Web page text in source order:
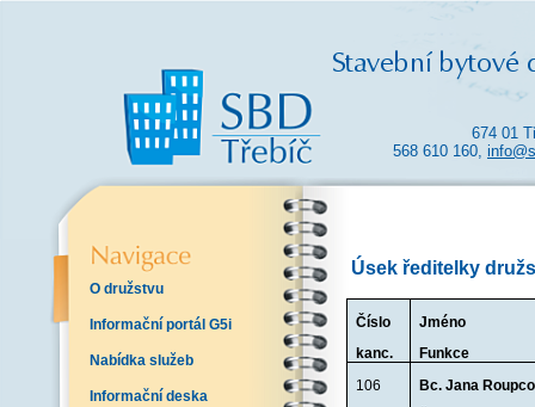
674 01
568 610 160,
O družstvu
Informační portál G5i
Nabídka služeb
Informační deska
Úsek ředitelky
Číslo
kanc.
Jméno
Funkce
106
Bc. Jana